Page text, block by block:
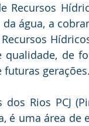
Recursos
água, a
de
gerações.
Rios PCJ
é uma área de